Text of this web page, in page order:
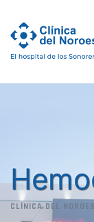
CLÍNICA DEL